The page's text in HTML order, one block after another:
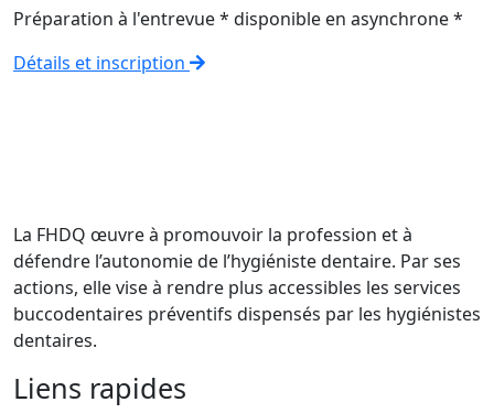
Préparation à l'entrevue * disponible en asynchrone *
Détails et inscription
La FHDQ œuvre à promouvoir la profession et à
défendre l’autonomie de l’hygiéniste dentaire. Par ses
actions, elle vise à rendre plus accessibles les services
buccodentaires préventifs dispensés par les hygiénistes
dentaires.
Liens rapides